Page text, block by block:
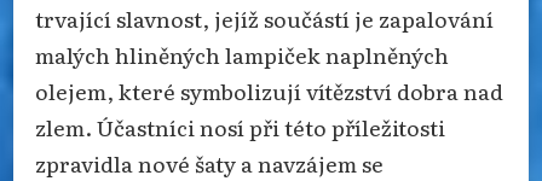
trvající slavnost, jejíž součástí je zapalování
malých hliněných lampiček naplněných
olejem, které symbolizují vítězství dobra nad
zlem. Účastníci nosí při této příležitosti
zpravidla nové šaty a navzájem se